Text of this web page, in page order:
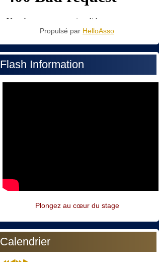
Propulsé par HelloAsso
Flash Information
Plongez au cœur du stage
Calendrier